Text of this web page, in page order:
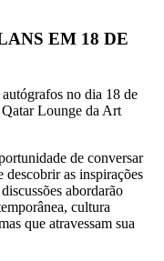
EM 18 DE
no dia 18 de
Lounge da Art
de conversar
descobrir as inspirações
abordarão
cultura
que atravessam sua